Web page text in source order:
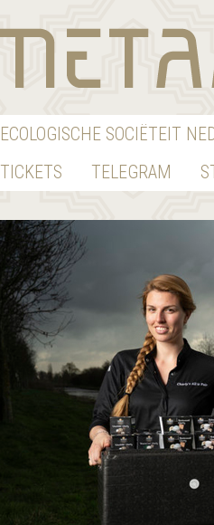
ECOLOGISCHE SOCIËTEIT
TICKETS
TELEGRAM